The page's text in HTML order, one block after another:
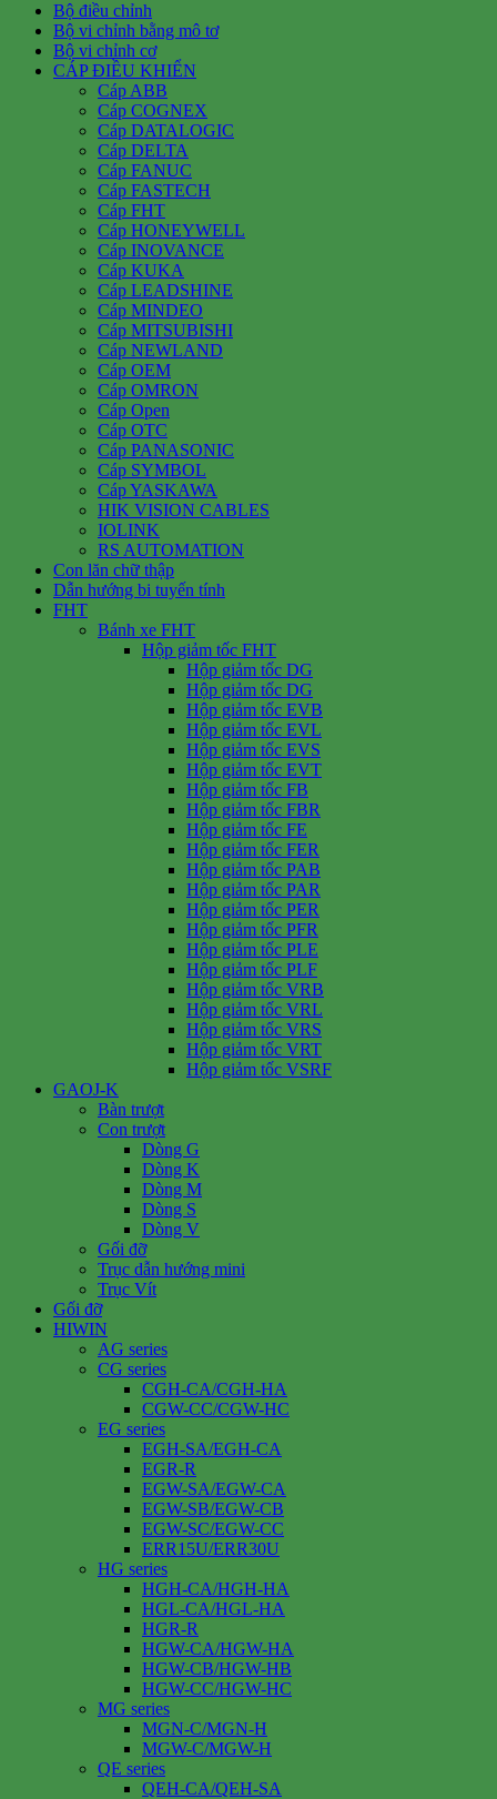
Bộ điều chỉnh
Bộ vi chỉnh bằng mô tơ
Bộ vi chỉnh cơ
CÁP ĐIỀU KHIỂN
Cáp ABB
Cáp COGNEX
Cáp DATALOGIC
Cáp DELTA
Cáp FANUC
Cáp FASTECH
Cáp FHT
Cáp HONEYWELL
Cáp INOVANCE
Cáp KUKA
Cáp LEADSHINE
Cáp MINDEO
Cáp MITSUBISHI
Cáp NEWLAND
Cáp OEM
Cáp OMRON
Cáp Open
Cáp OTC
Cáp PANASONIC
Cáp SYMBOL
Cáp YASKAWA
HIK VISION CABLES
IOLINK
RS AUTOMATION
Con lăn chữ thập
Dẫn hướng bi tuyến tính
FHT
Bánh xe FHT
Hộp giảm tốc FHT
Hộp giảm tốc DG
Hộp giảm tốc DG
Hộp giảm tốc EVB
Hộp giảm tốc EVL
Hộp giảm tốc EVS
Hộp giảm tốc EVT
Hộp giảm tốc FB
Hộp giảm tốc FBR
Hộp giảm tốc FE
Hộp giảm tốc FER
Hộp giảm tốc PAB
Hộp giảm tốc PAR
Hộp giảm tốc PER
Hộp giảm tốc PFR
Hộp giảm tốc PLE
Hộp giảm tốc PLF
Hộp giảm tốc VRB
Hộp giảm tốc VRL
Hộp giảm tốc VRS
Hộp giảm tốc VRT
Hộp giảm tốc VSRF
GAOJ-K
Bàn trượt
Con trượt
Dòng G
Dòng K
Dòng M
Dòng S
Dòng V
Gối đỡ
Trục dẫn hướng mini
Trục Vít
Gối đỡ
HIWIN
AG series
CG series
CGH-CA/CGH-HA
CGW-CC/CGW-HC
EG series
EGH-SA/EGH-CA
EGR-R
EGW-SA/EGW-CA
EGW-SB/EGW-CB
EGW-SC/EGW-CC
ERR15U/ERR30U
HG series
HGH-CA/HGH-HA
HGL-CA/HGL-HA
HGR-R
HGW-CA/HGW-HA
HGW-CB/HGW-HB
HGW-CC/HGW-HC
MG series
MGN-C/MGN-H
MGW-C/MGW-H
QE series
QEH-CA/QEH-SA